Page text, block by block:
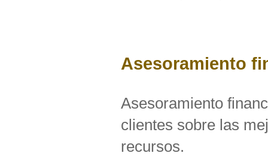
Asesoramiento
Asesoramiento
clientes sobre las
recursos.